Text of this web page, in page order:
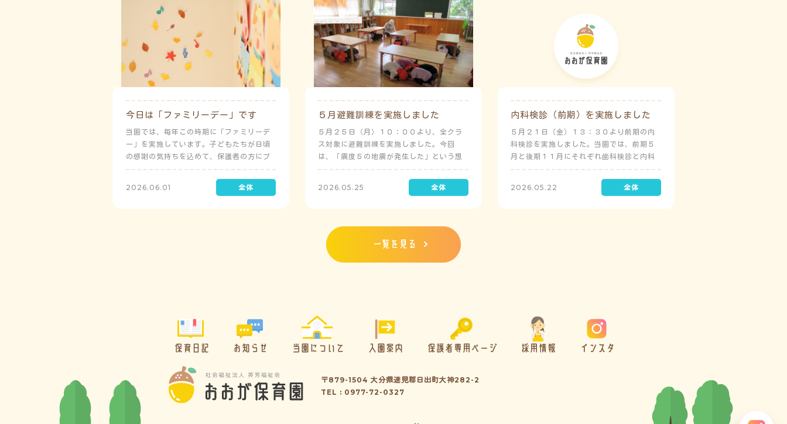
今日は「ファミリーデー」です
当園では、毎年この時期に「ファミリーデ
ー」を実施しています。子どもたちが日頃
の感謝の気持ちを込めて、保護者の方にプ
レゼントを制作して渡します。
2026.06.01
５月避難訓練を実施しました
５月２５日（月）１０：００より、全クラ
ス対象に避難訓練を実施しました。今回
は、「震度５の地震が発生した」という想
定で実施し、園児たちが職員の指示に従い
訓練に取り組みました。前庭（駐車場）に
全体集合をして人数確認をした後、各クラ
難することを想定（敷地面積が広いため）
しており、地震時の避難対応マニュアルの
作成を行政より免除されています。また、
2026.05.25
内科検診（前期）を実施しました
５月２１日（金）１３：３０より前期の内
科検診を実施しました。当園では、前期５
月と後期１１月にそれぞれ歯科検診と内科
検診を実施しています。
2026.05.22
一覧を見る
保育日記 お知らせ 当園について 入園案内 保護者専用ページ 採用情報 インスタ
〒879-1504 大分県速見郡日出町大神282-2
TEL : 0977-72-0327